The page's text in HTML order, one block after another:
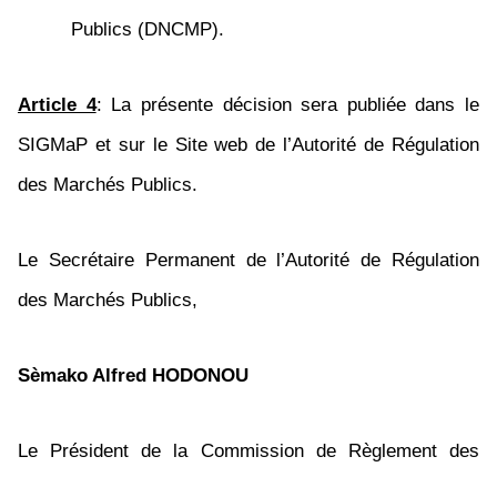
Publics (DNCMP).
Article 4: La présente décision sera publiée dans le
SIGMaP et sur le Site web de l’Autorité de Régulation
des Marchés Publics.
Le Secrétaire Permanent de l’Autorité de Régulation
des Marchés Publics,
Sèmako Alfred HODONOU
Le Président de la Commission de Règlement des